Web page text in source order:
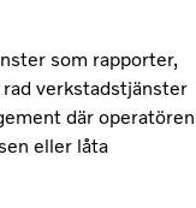
som rapporter,
verkstadstjänster
där operatören
eller låta